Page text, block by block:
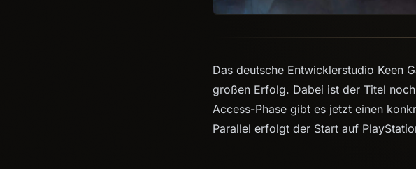
Das deutsche Entwicklerstudio Keen
großen Erfolg. Dabei ist der Titel
Access-Phase gibt es jetzt einen
Parallel erfolgt der Start auf